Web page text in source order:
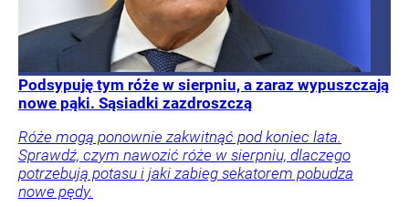
Podsypuję tym róże w sierpniu, a zaraz wypuszczają
nowe pąki. Sąsiadki zazdroszczą
Róże mogą ponownie zakwitnąć pod koniec lata.
Sprawdź, czym nawozić róże w sierpniu, dlaczego
potrzebują potasu i jaki zabieg sekatorem pobudza
nowe pędy.